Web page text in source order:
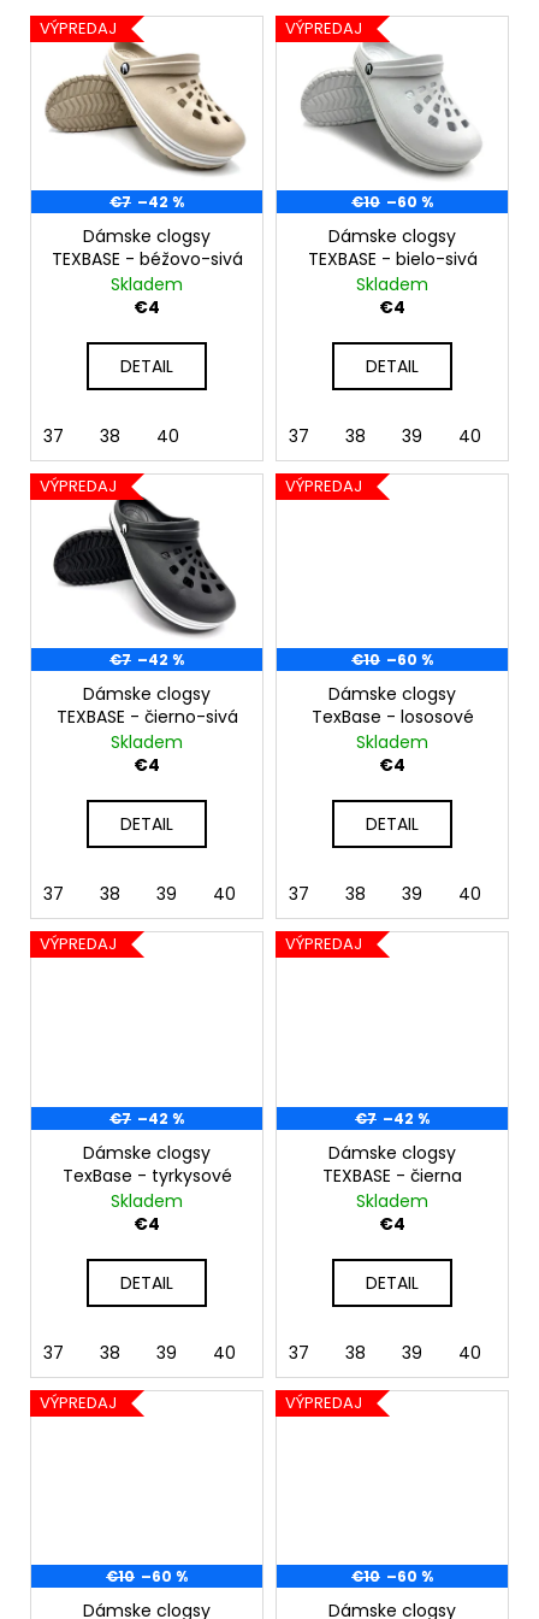
r
t
o
V
ý
r
VÝPREDAJ
€7 –42 %
Dámske clogsy
TEXBASE - béžovo-sivá
Skladem
€4
DETAIL
37 38 40
VÝPREDAJ
€10 –60 %
Dámske clogsy
TEXBASE - bielo-sivá
Skladem
€4
DETAIL
37 38 39 40
VÝPREDAJ
€7 –42 %
Dámske clogsy
TEXBASE - čierno-sivá
Skladem
€4
DETAIL
37 38 39 40 42
VÝPREDAJ
€10 –60 %
Dámske clogsy
TexBase - lososové
Skladem
€4
DETAIL
37 38 39 40
VÝPREDAJ
€7 –42 %
Dámske clogsy
TexBase - tyrkysové
Skladem
€4
DETAIL
37 38 39 40 42
VÝPREDAJ
€7 –42 %
Dámske clogsy
TEXBASE - čierna
Skladem
€4
DETAIL
37 38 39 40
VÝPREDAJ
€10 –60 %
Dámske clogsy
VÝPREDAJ
€10 –60 %
Dámske clogsy
á
o